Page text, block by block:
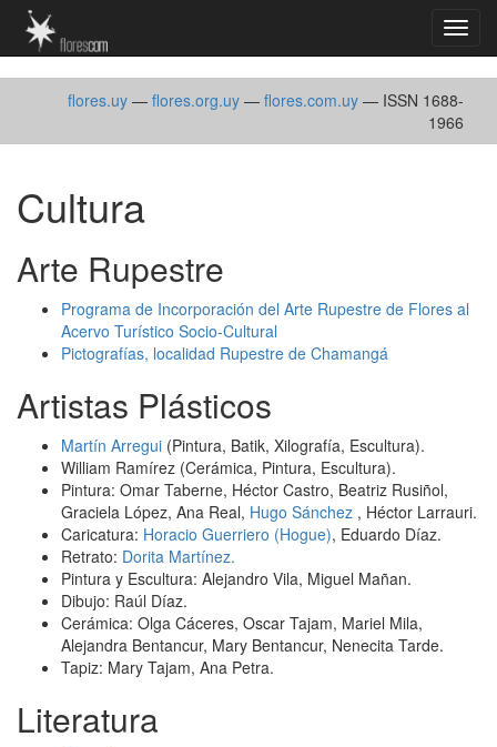
flores.uy — flores.org.uy — flores.com.uy — ISSN 1688-
1966
Cultura
Arte Rupestre
Programa de Incorporación del Arte Rupestre de Flores al
Acervo Turístico Socio-Cultural
Pictografías, localidad Rupestre de Chamangá
Artistas Plásticos
Martín Arregui (Pintura, Batik, Xilografía, Escultura).
William Ramírez (Cerámica, Pintura, Escultura).
Pintura: Omar Taberne, Héctor Castro, Beatriz Rusiñol,
Graciela López, Ana Real, Hugo Sánchez , Héctor Larrauri.
Caricatura: Horacio Guerriero (Hogue), Eduardo Díaz.
Retrato: Dorita Martínez.
Pintura y Escultura: Alejandro Vila, Miguel Mañan.
Dibujo: Raúl Díaz.
Cerámica: Olga Cáceres, Oscar Tajam, Mariel Mila,
Alejandra Bentancur, Mary Bentancur, Nenecita Tarde.
Tapiz: Mary Tajam, Ana Petra.
Literatura